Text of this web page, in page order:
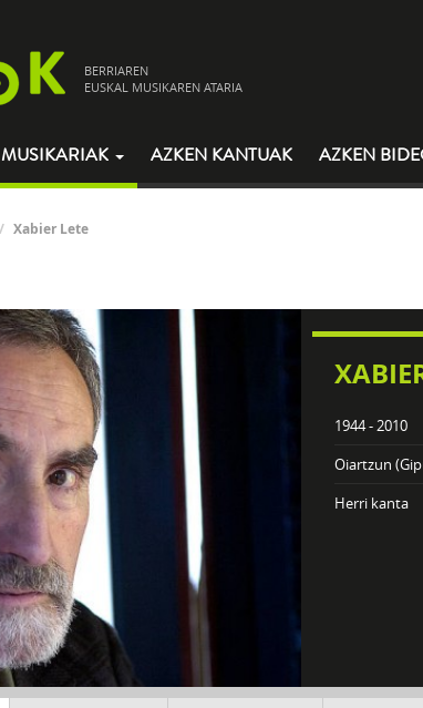
BERRIAREN
EUSKAL MUSIKAREN ATARIA
MUSIKARIAK AZKEN KANTUAK AZKEN
Xabier Lete
1944 - 2010
Oiartzun
Herri kanta